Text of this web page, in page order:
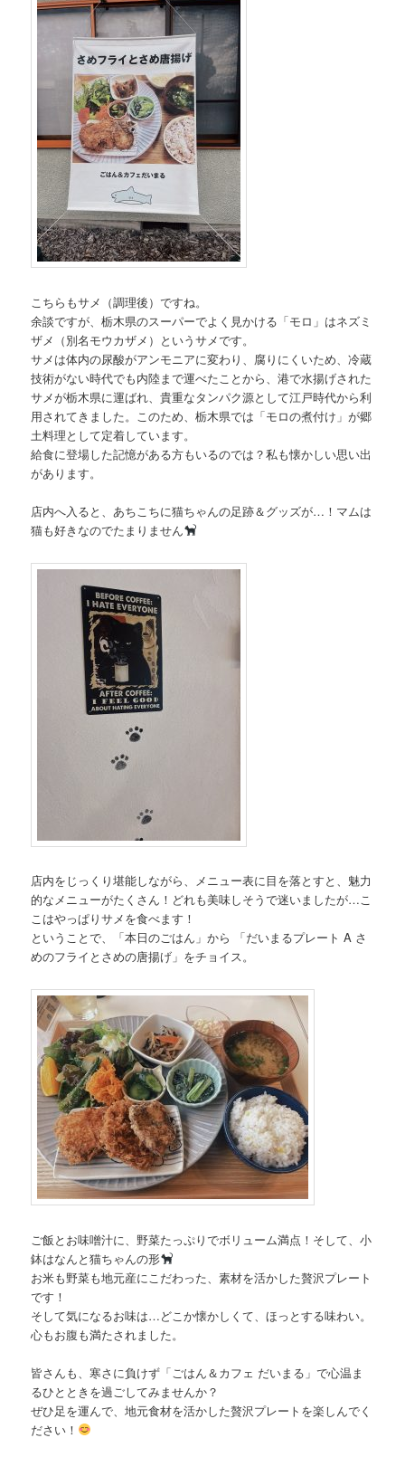
こちらもサメ（調理後）ですね。
余談ですが、栃木県のスーパーでよく見かける「モロ」はネズミ
ザメ（別名モウカザメ）というサメです。
サメは体内の尿酸がアンモニアに変わり、腐りにくいため、冷蔵
技術がない時代でも内陸まで運べたことから、港で水揚げされた
サメが栃木県に運ばれ、貴重なタンパク源として江戸時代から利
用されてきました。このため、栃木県では「モロの煮付け」が郷
土料理として定着しています。
給食に登場した記憶がある方もいるのでは？私も懐かしい思い出
があります。
店内へ入ると、あちこちに猫ちゃんの足跡＆グッズが…！マムは
猫も好きなのでたまりません
店内をじっくり堪能しながら、メニュー表に目を落とすと、魅力
的なメニューがたくさん！どれも美味しそうで迷いましたが…こ
こはやっぱりサメを食べます！
ということで、「本日のごはん」から 「だいまるプレート A さ
めのフライとさめの唐揚げ」をチョイス。
ご飯とお味噌汁に、野菜たっぷりでボリューム満点！そして、小
鉢はなんと猫ちゃんの形
お米も野菜も地元産にこだわった、素材を活かした贅沢プレート
です！
そして気になるお味は…どこか懐かしくて、ほっとする味わい。
心もお腹も満たされました。
皆さんも、寒さに負けず「ごはん＆カフェ だいまる」で心温ま
るひとときを過ごしてみませんか？
ぜひ足を運んで、地元食材を活かした贅沢プレートを楽しんでく
ださい！